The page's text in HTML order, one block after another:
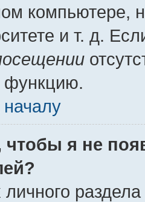
компьютере,
и т. д.
функцию.
началу
чтобы я не
личного